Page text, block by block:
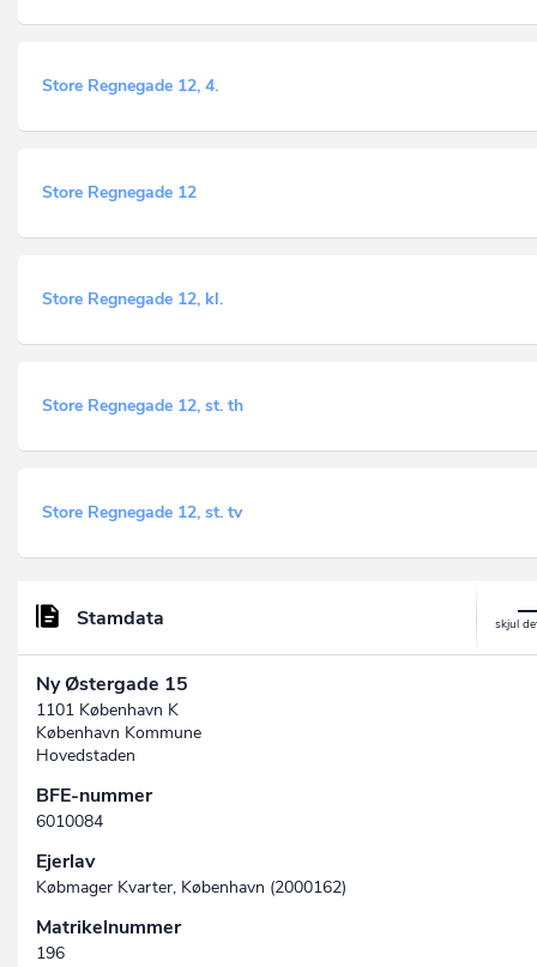
Store Regnegade 12, 4.
Store Regnegade 12
Store Regnegade 12, kl.
Store Regnegade 12, st. th
Store Regnegade 12, st. tv
Stamdata
Ny Østergade 15
1101 København K
København Kommune
Hovedstaden
BFE-nummer
6010084
Ejerlav
Købmager Kvarter, København (2000162)
Matrikelnummer
196